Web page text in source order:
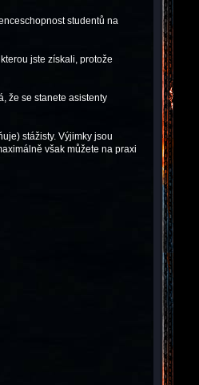
studentů na
jste získali, protože
že se stanete asistenty
stážisty. Výjimky jsou
však můžete na praxi